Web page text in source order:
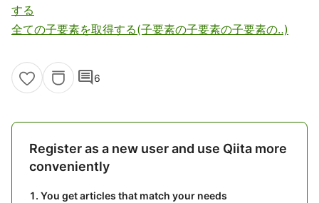
する
全ての子要素を取得する(子要素の子要素の子要素の‥)
comment6
Register as a new user and use Qiita more
conveniently
You get articles that match your needs